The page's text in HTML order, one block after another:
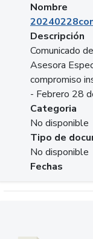
Nombre
Descripción
Comunicado
Asesora
compromiso
- Febrero 28
Categoria
No disponible
Tipo de
No disponible
Fechas